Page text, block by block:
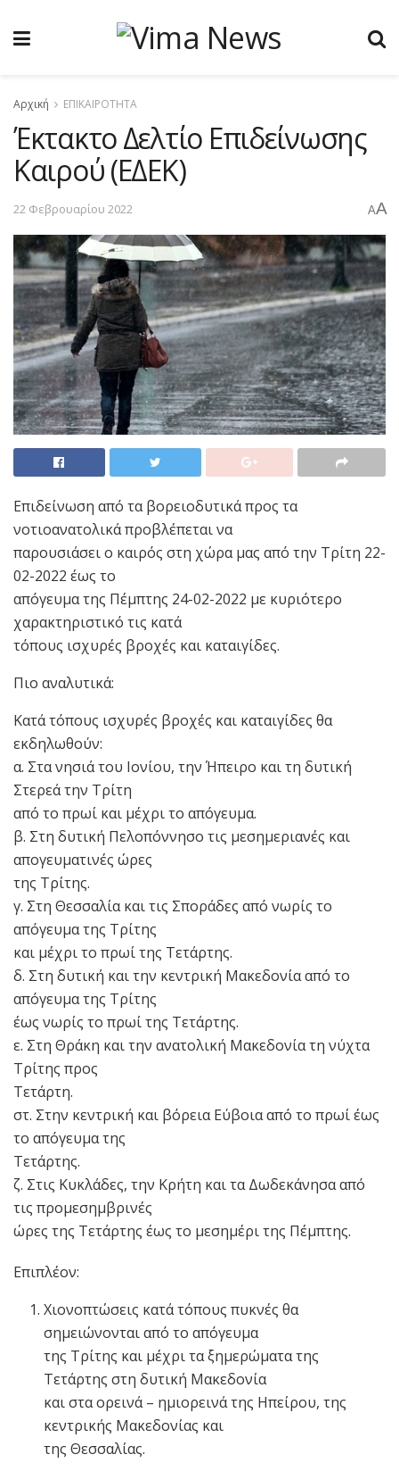
Αρχική ΕΠΙΚΑΙΡΟΤΗΤΑ
Έκτακτο Δελτίο Επιδείνωσης
Καιρού (ΕΔΕΚ)
22 Φεβρουαρίου 2022 AA
Επιδείνωση από τα βορειοδυτικά προς τα
νοτιοανατολικά προβλέπεται να
παρουσιάσει ο καιρός στη χώρα μας από την Τρίτη 22-
02-2022 έως το
απόγευμα της Πέμπτης 24-02-2022 με κυριότερο
χαρακτηριστικό τις κατά
τόπους ισχυρές βροχές και καταιγίδες.
Πιο αναλυτικά:
Κατά τόπους ισχυρές βροχές και καταιγίδες θα
εκδηλωθούν:
α. Στα νησιά του Ιονίου, την Ήπειρο και τη δυτική
Στερεά την Τρίτη
από το πρωί και μέχρι το απόγευμα.
β. Στη δυτική Πελοπόννησο τις μεσημεριανές και
απογευματινές ώρες
της Τρίτης.
γ. Στη Θεσσαλία και τις Σποράδες από νωρίς το
απόγευμα της Τρίτης
και μέχρι το πρωί της Τετάρτης.
δ. Στη δυτική και την κεντρική Μακεδονία από το
απόγευμα της Τρίτης
έως νωρίς το πρωί της Τετάρτης.
ε. Στη Θράκη και την ανατολική Μακεδονία τη νύχτα
Τρίτης προς
Τετάρτη.
στ. Στην κεντρική και βόρεια Εύβοια από το πρωί έως
το απόγευμα της
Τετάρτης.
ζ. Στις Κυκλάδες, την Κρήτη και τα Δωδεκάνησα από
τις προμεσημβρινές
ώρες της Τετάρτης έως το μεσημέρι της Πέμπτης.
Επιπλέον:
Χιονοπτώσεις κατά τόπους πυκνές θα
σημειώνονται από το απόγευμα
της Τρίτης και μέχρι τα ξημερώματα της
Τετάρτης στη δυτική Μακεδονία
και στα ορεινά – ημιορεινά της Ηπείρου, της
κεντρικής Μακεδονίας και
της Θεσσαλίας.